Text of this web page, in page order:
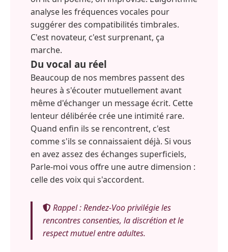
analyse les fréquences vocales pour
suggérer des compatibilités timbrales.
C'est novateur, c'est surprenant, ça
marche.
Du vocal au réel
Beaucoup de nos membres passent des
heures à s'écouter mutuellement avant
même d'échanger un message écrit. Cette
lenteur délibérée crée une intimité rare.
Quand enfin ils se rencontrent, c'est
comme s'ils se connaissaient déjà. Si vous
en avez assez des échanges superficiels,
Parle-moi vous offre une autre dimension :
celle des voix qui s'accordent.
Rappel : Rendez-Voo privilégie les
rencontres consenties, la discrétion et le
respect mutuel entre adultes.